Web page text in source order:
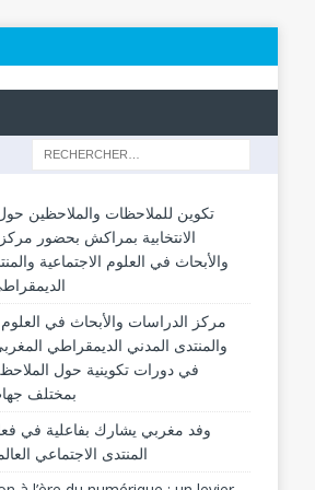
تكوين للملاحظات والملاحظين
الانتخابية بمراكش بحضور
والأبحاث في العلوم الاجتماعية
مركز الدراسات والأبحاث في العلوم
والمنتدى المدني الديمقراطي
في دورات تكوينية حول الملاحظة
بمختلف
المنتدى الاجتماعي